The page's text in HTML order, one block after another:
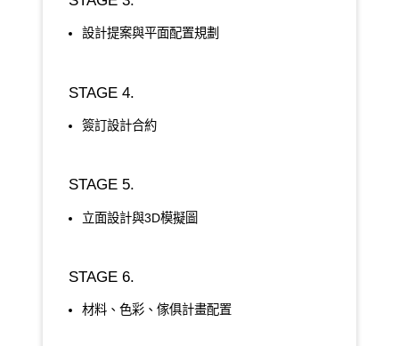
設計提案與平面配置規劃
STAGE 4.
簽訂設計合約
STAGE 5.
立面設計與3D模擬圖
STAGE 6.
材料、色彩、傢俱計畫配置